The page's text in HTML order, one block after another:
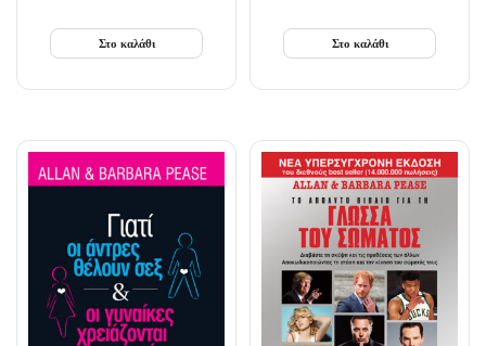
Στο καλάθι
διαθέσιμος ή όχι,
μια μακροχρόνια
σχέση, αν…
Στο καλάθι